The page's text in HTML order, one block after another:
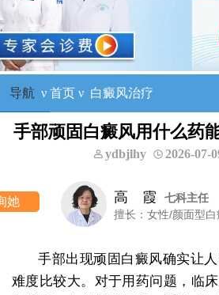
导航 ν 首页ν 白癜风治疗
手部顽固白癜风用什么药
ydbjlhy 2026-07-
高 霞
七科主任
擅长：女性/颜面型白癜风的诊
手部出现顽固白癜风确实让
难度比较大。对于用药问题，临